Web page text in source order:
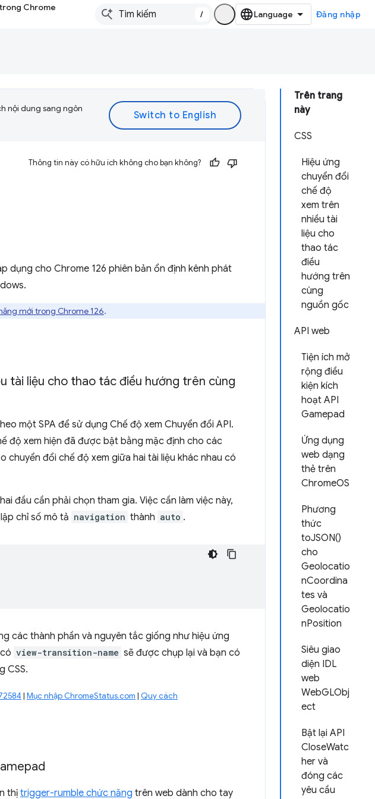
Chrome
/ Đăng nhập
Trên trang
này
CSS
Hiệu ứng
chuyển đổi
chế độ
xem trên
nhiều tài
liệu cho
thao tác
điều
hướng trên
cùng
nguồn gốc
API web
Tiện ích mở
rộng điều
kiện kích
hoạt API
Gamepad
Ứng dụng
web dạng
thẻ trên
ChromeOS
Phương
thức
toJSON()
cho
Geolocatio
nCoordina
tes và
Geolocatio
nPosition
Siêu giao
diện IDL
web
WebGLObj
ect
Bật lại API
CloseWatc
her và
đóng các
yêu cầu
nội dung sang ngôn
Thông tin này có hữu ích không cho bạn không?
dụng cho Chrome 126 phiên bản ổn định kênh phát
mới trong Chrome 126.
tài liệu cho thao tác điều hướng trên cùng
một SPA để sử dụng Chế độ xem Chuyển đổi API.
độ xem hiện đã được bật bằng mặc định cho các
đổi chế độ xem giữa hai tài liệu khác nhau có
đầu cần phải chọn tham gia. Việc cần làm việc này,
chỉ số mô tả navigation thành auto .
các thành phần và nguyên tắc giống như hiệu ứng
view-transition-name sẽ được chụp lại và bạn có
CSS.
| Mục nhập ChromeStatus.com | Quy cách
thịtrigger-rumble chức năng trên web dành cho tay